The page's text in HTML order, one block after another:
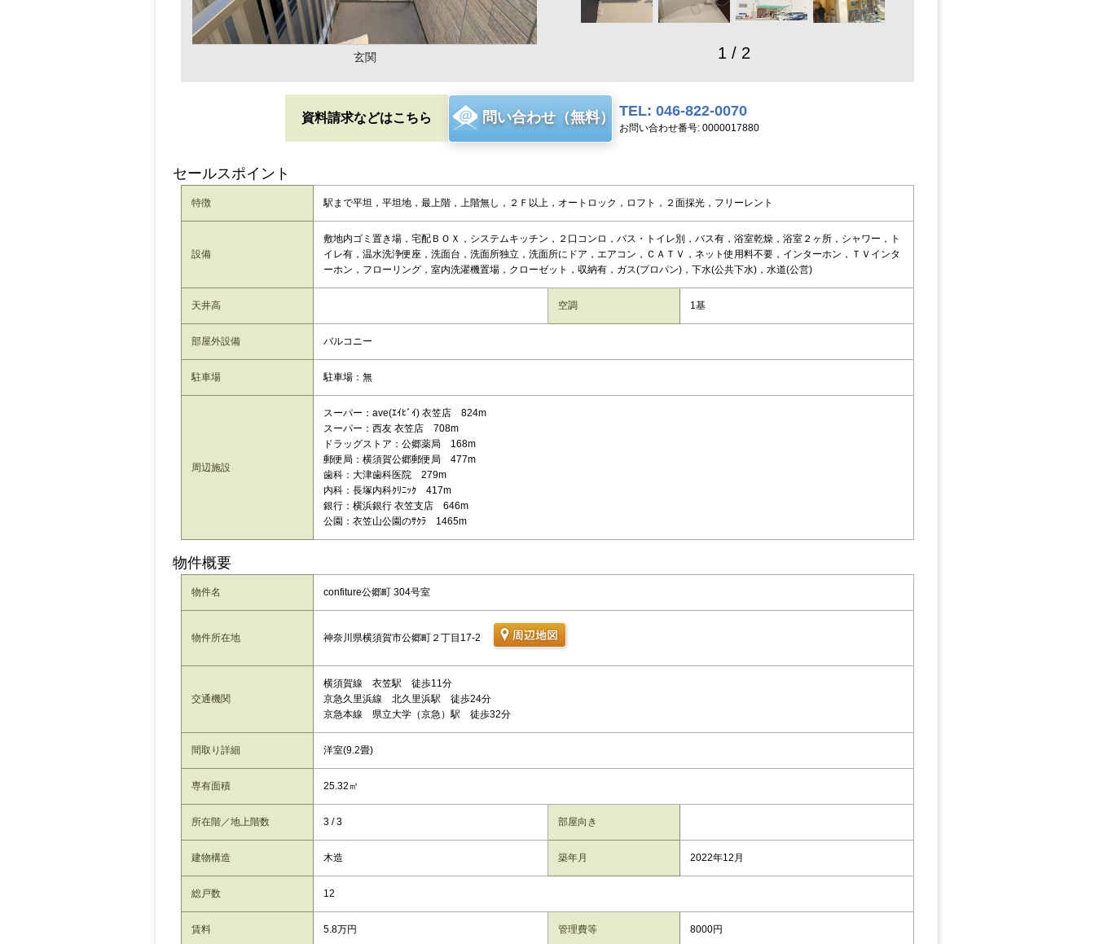
玄関 1 / 2
資料請求などはこちら 問い合わせ（無料） TEL: 046-822-0070
お問い合わせ番号: 0000017880
セールスポイント
特徴 駅まで平坦，平坦地，最上階，上階無し，２Ｆ以上，オートロック，ロフト，２面採光，フリーレント
設備
敷地内ゴミ置き場，宅配ＢＯＸ，システムキッチン，２口コンロ，バス・トイレ別，バス有，浴室乾燥，浴室２ヶ所，シャワー，ト
イレ有，温水洗浄便座，洗面台，洗面所独立，洗面所にドア，エアコン，ＣＡＴＶ，ネット使用料不要，インターホン，ＴＶインタ
ーホン，フローリング，室内洗濯機置場，クローゼット，収納有，ガス(プロパン)，下水(公共下水)，水道(公営)
天井高 空調 1基
部屋外設備 バルコニー
駐車場 駐車場：無
周辺施設
スーパー：ave(ｴｲﾋﾞｲ) 衣笠店 824m
スーパー：西友 衣笠店 708m
ドラッグストア：公郷薬局 168m
郵便局：横須賀公郷郵便局 477m
歯科：大津歯科医院 279m
内科：長塚内科ｸﾘﾆｯｸ 417m
銀行：横浜銀行 衣笠支店 646m
公園：衣笠山公園のｻｸﾗ 1465m
物件概要
物件名 confiture公郷町 304号室
物件所在地 神奈川県横須賀市公郷町２丁目17-2
交通機関
横須賀線 衣笠駅 徒歩11分
京急久里浜線 北久里浜駅 徒歩24分
京急本線 県立大学（京急）駅 徒歩32分
間取り詳細 洋室(9.2畳)
専有面積 25.32㎡
所在階／地上階数 3 / 3 部屋向き
建物構造 木造 築年月 2022年12月
総戸数 12
賃料 5.8万円 管理費等 8000円